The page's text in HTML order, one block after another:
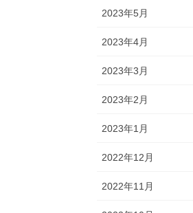
2023年5月
2023年4月
2023年3月
2023年2月
2023年1月
2022年12月
2022年11月